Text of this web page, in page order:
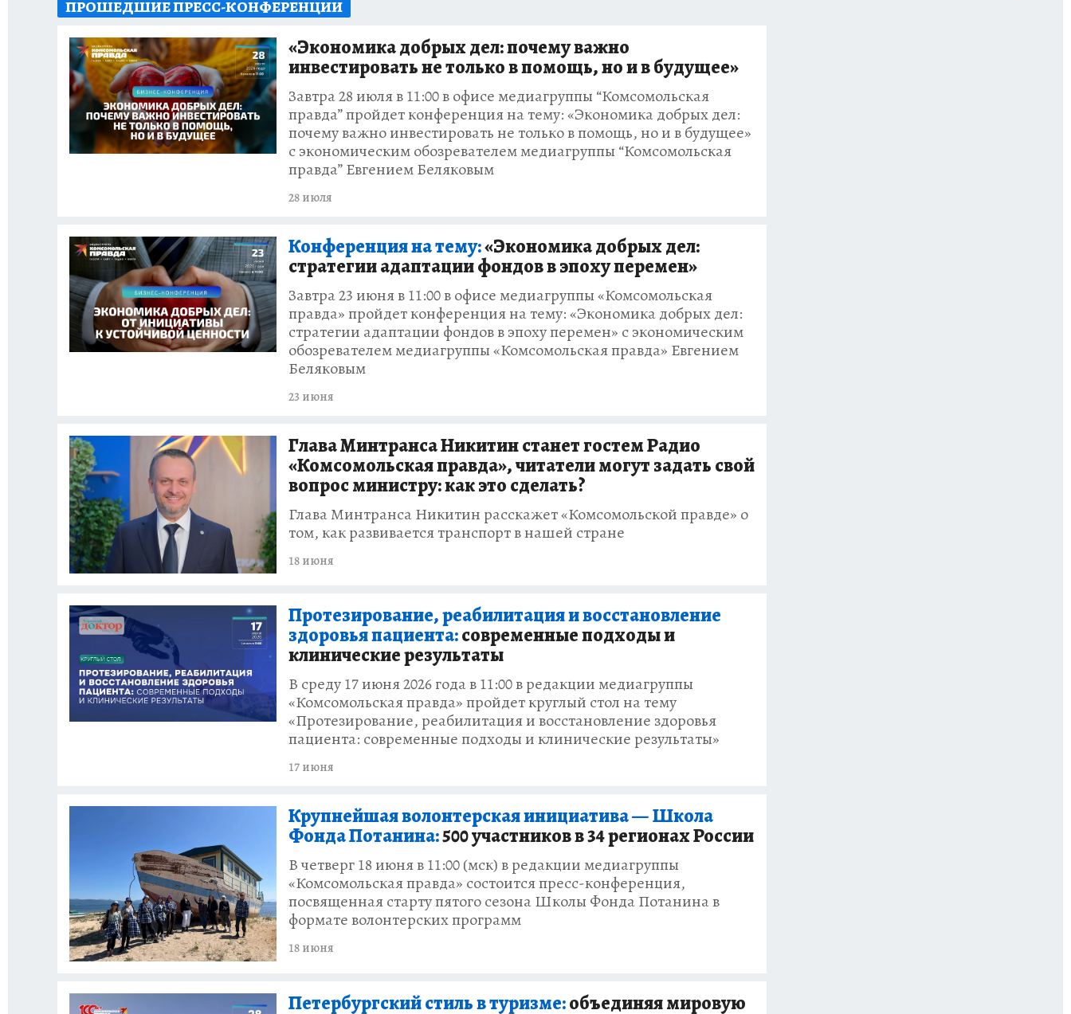
ЗАПОВЕДНАЯ РОССИЯ ПРОИСШЕСТВИЯ
ПРОШЕДШИЕ ПРЕСС-КОНФЕРЕНЦИИ
«Экономика добрых дел: почему важно
инвестировать не только в помощь, но и в будущее»
Завтра 28 июля в 11:00 в офисе медиагруппы “Комсомольская
правда” пройдет конференция на тему: «Экономика добрых дел:
почему важно инвестировать не только в помощь, но и в будущее»
с экономическим обозревателем медиагруппы “Комсомольская
правда” Евгением Беляковым
28 июля
Конференция на тему:«Экономика добрых дел:
стратегии адаптации фондов в эпоху перемен»
Завтра 23 июня в 11:00 в офисе медиагруппы «Комсомольская
правда» пройдет конференция на тему: «Экономика добрых дел:
стратегии адаптации фондов в эпоху перемен» с экономическим
обозревателем медиагруппы «Комсомольская правда» Евгением
Беляковым
23 июня
Глава Минтранса Никитин станет гостем Радио
«Комсомольская правда», читатели могут задать свой
вопрос министру: как это сделать?
Глава Минтранса Никитин расскажет «Комсомольской правде» о
том, как развивается транспорт в нашей стране
18 июня
Протезирование, реабилитация и восстановление
здоровья пациента:современные подходы и
клинические результаты
В среду 17 июня 2026 года в 11:00 в редакции медиагруппы
«Комсомольская правда» пройдет круглый стол на тему
«Протезирование, реабилитация и восстановление здоровья
пациента: современные подходы и клинические результаты»
17 июня
Крупнейшая волонтерская инициатива — Школа
Фонда Потанина:500 участников в 34 регионах России
В четверг 18 июня в 11:00 (мск) в редакции медиагруппы
«Комсомольская правда» состоится пресс-конференция,
посвященная старту пятого сезона Школы Фонда Потанина в
формате волонтерских программ
18 июня
Петербургский стиль в туризме:объединяя мировую